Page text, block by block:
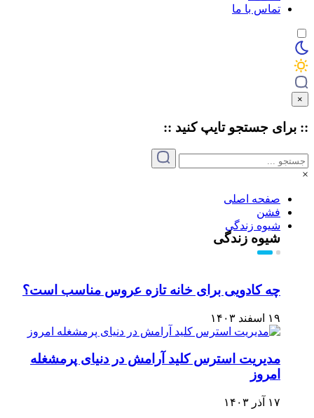
تماس با ما
×
:: برای جستجو تایپکنید ::
×
صفحه اصلی
فشن
شیوه زندگی
شیوه زندگی
چه کادویی برای خانه تازه عروس مناسب است؟
۱۹ اسفند ۱۴۰۳
مدیریت استرس کلید آرامش در دنیای پرمشغله
امروز
۱۷ آذر ۱۴۰۳